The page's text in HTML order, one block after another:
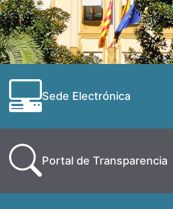
Sede Electrónica
Portal de Transparencia